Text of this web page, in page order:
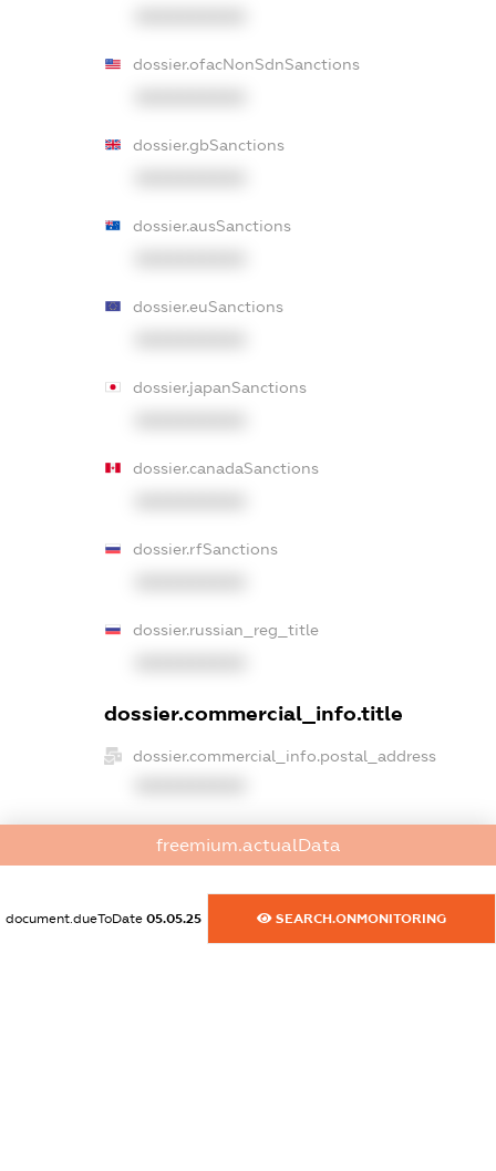
dossier.ofacNonSdnSanctions
dossier.gbSanctions
dossier.ausSanctions
dossier.euSanctions
dossier.japanSanctions
dossier.canadaSanctions
dossier.rfSanctions
dossier.russian_reg_title
dossier.commercial_info.title
dossier.commercial_info.postal_address
XXXXXXXXXX
dossier.commercial_info.fax
XXXXXXXXXX
freemium.actualData
document.dueToDate 05.05.25 SEARCH.ONMONITORING